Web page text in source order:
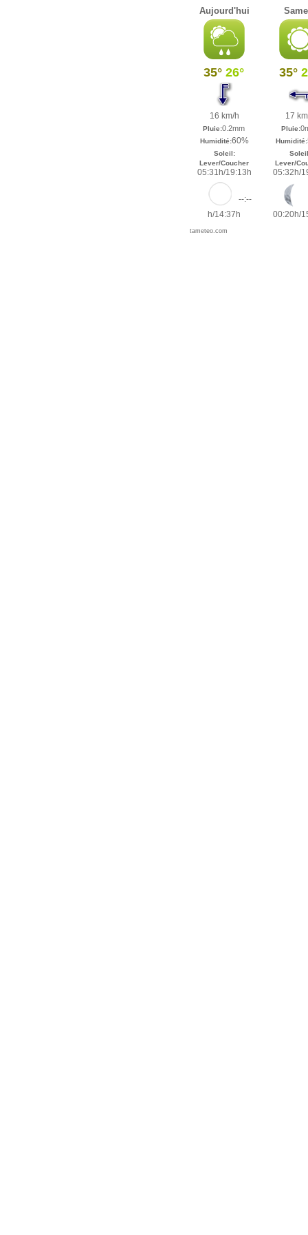
Aujourd'hui
35° 26°
16 km/h
Pluie:0.2mm
Humidité:60%
Soleil:
Lever/Coucher
05:31h/19:13h
--:--
h/14:37h
35°
17
Pluie:
Humidité:
Lever/
05:32h/
00:20h/
tameteo.com